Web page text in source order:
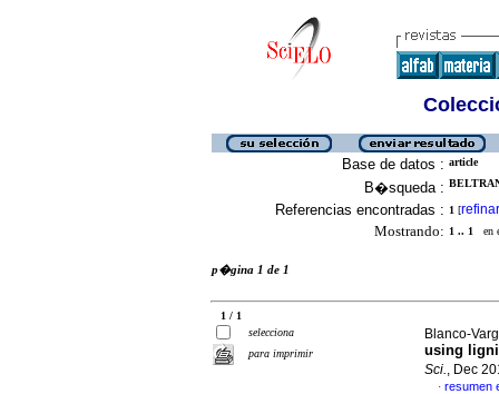
Base de datos : article
B�squeda :
Referencias encontradas : 1 [refinar
Mostrando: 1 .. 1 en
p�gina 1 de 1
1 / 1
selecciona
para imprimir
Blanco-
using
Sci. , Dec
· resumen